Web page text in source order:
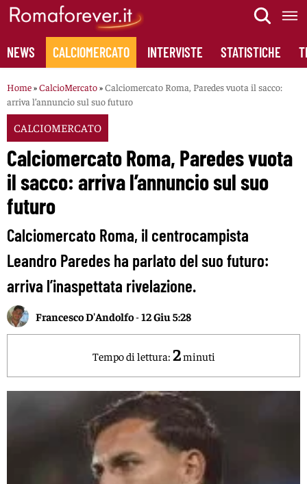
Skip
content
NEWS CALCIOMERCATO INTERVISTE STATISTICHE
Home»CalcioMercato»Calciomercato Roma, Paredes vuota il sacco:
arriva l’annuncio sul suo futuro
CALCIOMERCATO
Calciomercato Roma, Paredes vuota
il sacco: arriva l’annuncio sul suo
futuro
Calciomercato Roma, il centrocampista
Leandro Paredes ha parlato del suo futuro:
arriva l’inaspettata rivelazione.
Francesco D'Andolfo-12 Giu 5:28
Tempo di lettura: 2minuti